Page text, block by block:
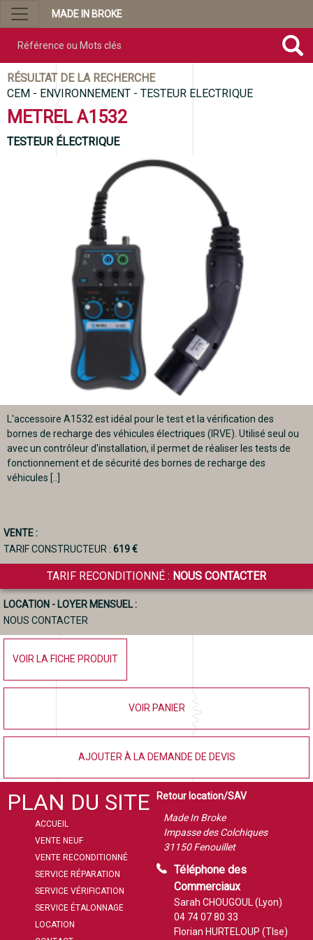
MADE IN BROKE
RÉSULTAT DE LA RECHERCHE
CEM - ENVIRONNEMENT - TESTEUR ELECTRIQUE
METREL A1532
TESTEUR ÉLECTRIQUE
L'accessoire A1532 est idéal pour le test et la vérification des
bornes de recharge des véhicules électriques (IRVE). Utilisé seul ou
avec un contrôleur d'installation, il permet de réaliser les tests de
fonctionnement et de sécurité des bornes de recharge des
véhicules [..]
VENTE :
TARIF CONSTRUCTEUR : 619 €
TARIF RECONDITIONNÉ : NOUS CONTACTER
LOCATION - LOYER MENSUEL :
NOUS CONTACTER
VOIR LA FICHE PRODUIT
VOIR PANIER
AJOUTER À LA DEMANDE DE DEVIS
PLAN DU SITE
ACCUEIL
VENTE NEUF
VENTE RECONDITIONNÉ
SERVICE RÉPARATION
SERVICE VÉRIFICATION
SERVICE ÉTALONNAGE
LOCATION
Retour location/SAV
Made In Broke
Impasse des Colchiques
31150 Fenouillet
Téléphone des
Commerciaux
Sarah CHOUGOUL (Lyon)
04 74 07 80 33
Florian HURTELOUP (Tlse)